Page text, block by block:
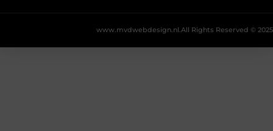
All Rights Reserved © 2025
www.mvdwebdesign.nl.